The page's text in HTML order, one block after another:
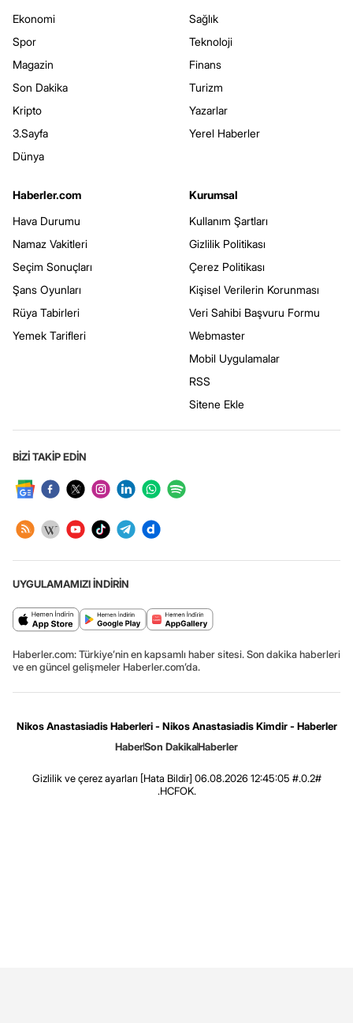
Ekonomi
Spor
Magazin
Son Dakika
Kripto
3.Sayfa
Dünya
Sağlık
Teknoloji
Finans
Turizm
Yazarlar
Yerel Haberler
Haberler.com
Hava Durumu
Namaz Vakitleri
Seçim Sonuçları
Şans Oyunları
Rüya Tabirleri
Yemek Tarifleri
Kurumsal
Kullanım Şartları
Gizlilik Politikası
Çerez Politikası
Kişisel Verilerin Korunması
Veri Sahibi Başvuru Formu
Webmaster
Mobil Uygulamalar
RSS
Sitene Ekle
BİZİ TAKİP EDİN
UYGULAMAMIZI İNDİRİN
Haberler.com: Türkiye’nin en kapsamlı haber sitesi. Son dakika haberleri
ve en güncel gelişmeler Haberler.com’da.
Nikos Anastasiadis Haberleri - Nikos Anastasiadis Kimdir - Haberler
HaberSon DakikaHaberler
Gizlilik ve çerez ayarları [Hata Bildir] 06.08.2026 12:45:05 #.0.2#
.HCFOK.